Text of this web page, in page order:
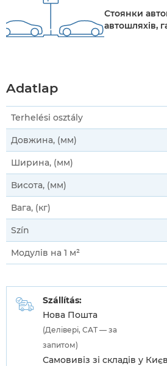
Стоянки
автошляхів,
Adatlap
Terhelési osztály
Довжина, (мм)
Ширина, (мм)
Висота, (мм)
Вага, (кг)
Szín
Модулів на 1 м²
Szállítás:
Нова Пошта
(Делівері, САТ — за
запитом)
Самовивіз зі складів у